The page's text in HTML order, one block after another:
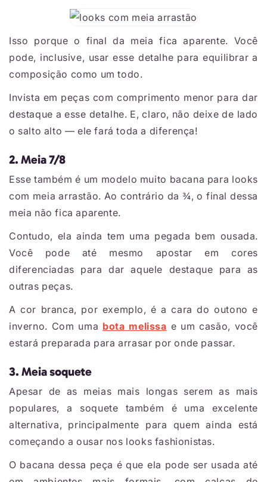
Isso porque o final da meia fica aparente. Você
pode, inclusive, usar esse detalhe para equilibrar a
composição como um todo.
Invista em peças com comprimento menor para dar
destaque a esse detalhe. E, claro, não deixe de lado
o salto alto — ele fará toda a diferença!
2. Meia 7/8
Esse também é um modelo muito bacana para looks
com meia arrastão. Ao contrário da ¾, o final dessa
meia não fica aparente.
Contudo, ela ainda tem uma pegada bem ousada.
Você pode até mesmo apostar em cores
diferenciadas para dar aquele destaque para as
outras peças.
A cor branca, por exemplo, é a cara do outono e
inverno. Com uma bota melissa e um casão, você
estará preparada para arrasar por onde passar.
3. Meia soquete
Apesar de as meias mais longas serem as mais
populares, a soquete também é uma excelente
alternativa, principalmente para quem ainda está
começando a ousar nos looks fashionistas.
O bacana dessa peça é que ela pode ser usada até